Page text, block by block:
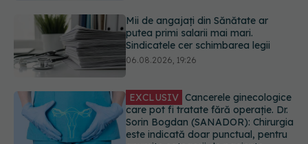
Sorin Bogdan (SANADOR): Chirurgia
este indicată doar punctual, pentru
anumite categorii de paciente
06.08.2026, 19:05
o fac când își cumpără sutien. Un
medic explică metoda corectă
06.08.2026, 18:08